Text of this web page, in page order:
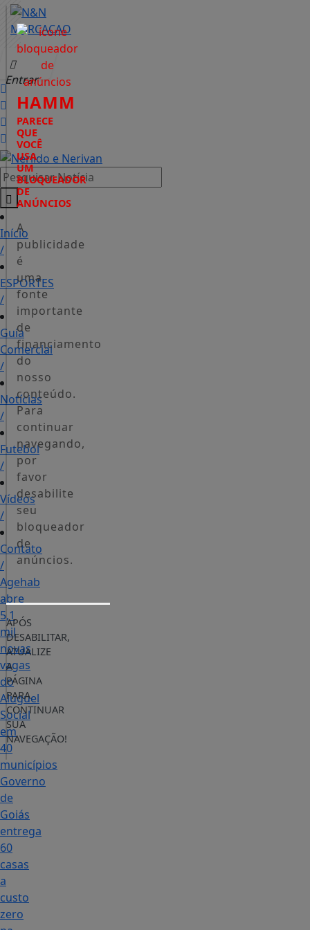
Entrar
Pesquisar Notícia
Início
/
ESPORTES
/
Guia
Comercial
/
Notícias
/
Futebol
/
Vídeos
/
Contato
/
Agehab
abre
5,1
mil
novas
vagas
do
Aluguel
Social
em
40
municípios
Governo
de
Goiás
entrega
60
casas
a
custo
zero
HAMM
PARECE
QUE
VOCÊ
USA
UM
BLOQUEADOR
DE
ANÚNCIOS
A
publicidade
é
uma
fonte
importante
de
financiamento
do
nosso
conteúdo.
Para
continuar
navegando,
por
favor
desabilite
seu
bloqueador
de
anúncios.
APÓS
DESABILITAR,
ATUALIZE
A
PÁGINA
PARA
CONTINUAR
SUA
NAVEGAÇÃO!